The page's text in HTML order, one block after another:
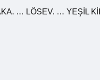
… LÖSEV. … YEŞİL